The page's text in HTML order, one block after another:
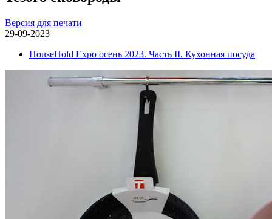
Версия для печати
29-09-2023
HouseHold Expo осень 2023. Часть II. Кухонная посуда